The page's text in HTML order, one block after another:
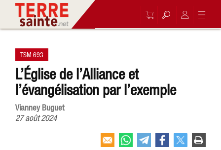
TSM 693
L’Église de l’Alliance et
l’évangélisation par l’exemple
Vianney Buguet
27 août 2024